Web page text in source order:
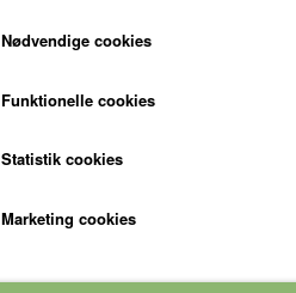
Nødvendige cookies
Funktionelle cookies
Statistik cookies
Marketing cookies